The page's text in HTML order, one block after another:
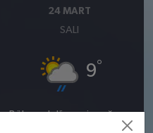
24 MART
SALI
9°
Bölgesel düzensiz yağmur